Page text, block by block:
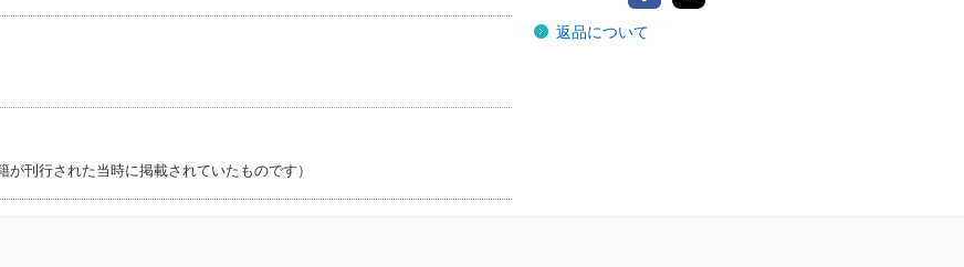
刊行された当時に掲載されていたものです）
ＪＬＰＴ Ｎ５日
本語能力試験ベ...
返品について